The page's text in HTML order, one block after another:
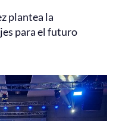
plantea la
para el futuro